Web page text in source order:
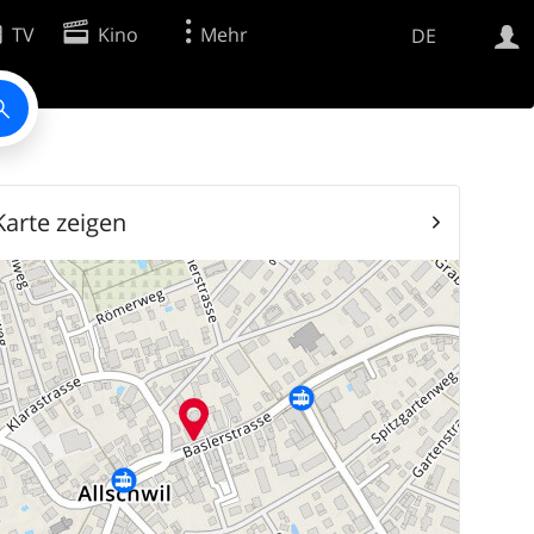
DE
TV Kino Mehr
zeigen